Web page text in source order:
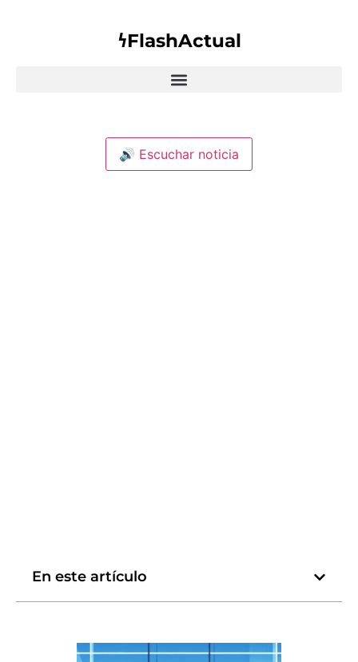
𐓏FlashActual
🔊 Escuchar noticia
En este artículo